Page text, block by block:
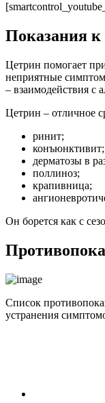
Показания
Цетрин помогает
неприятные
– взаимодействия с
Цетрин – отличное
ринит;
конъюнктивит;
дерматозы в
поллиноз;
крапивница;
Он борется как с
Список
устранения